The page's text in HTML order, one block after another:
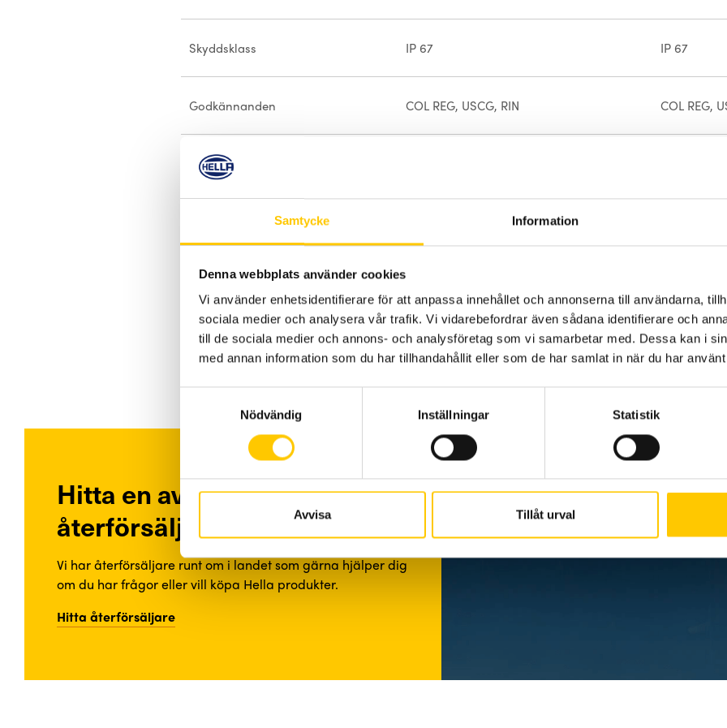
Samtycke Information
Denna webbplats använder cookies
Vi använder enhetsidentifierare för att anpassa innehållet och annonserna till användarna,
sociala medier och analysera vår trafik. Vi vidarebefordrar även sådana identifierare och
till de sociala medier och annons- och analysföretag som vi samarbetar med. Dessa kan i
med annan information som du har tillhandahållit eller som de har samlat in när du har
Nödvändig
Inställningar Statistik
Avvisa Tillåt urval
Skyddsklass
Godkännanden
Husfärg
IP 67 IP 67
COL REG, USCG, RIN COL REG,
Hitta en av våra
återförsäljare
Vi har återförsäljare runt om i landet som gärna hjälper dig
om du har frågor eller vill köpa Hella produkter.
Hitta återförsäljare